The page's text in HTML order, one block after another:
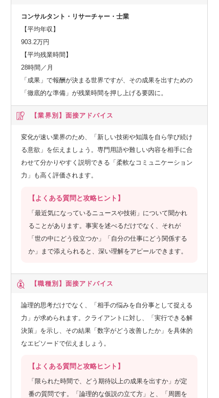
コンサルタント・リサーチャー・士業
【平均年収】
903.2万円
【平均残業時間】
28時間／月
「成果」で報酬が決まる世界ですが、その成果を出すための
「徹底的な準備」が残業時間を押し上げる要因に。
【業界別】 面接アドバイス
変化が速い業界のため、「新しい技術や知識を自ら学び続け
る意欲」を伝えましょう。専門用語や難しい内容を相手に合
わせて分かりやすく説明できる「柔軟なコミュニケーション
力」も高く評価されます。
【よくある質問と攻略ヒント】
「最近気になっているニュースや技術」について聞かれ
ることがあります。事実を述べるだけでなく、それが
「世の中にどう役立つか」「自分の仕事にどう関係する
か」まで添えられると、深い理解をアピールできます。
【職種別】 面接アドバイス
論理的思考だけでなく、「相手の悩みを自分事として捉える
力」が求められます。クライアントに対し、「実行できる解
決策」を示し、その結果「数字がどう改善したか」を具体的
なエピソードで伝えましょう。
【よくある質問と攻略ヒント】
「限られた時間で、どう期待以上の成果を出すか」が定
番の質問です。「論理的な仮説の立て方」と、「周囲を